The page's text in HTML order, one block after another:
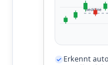
neckline
Erkennt